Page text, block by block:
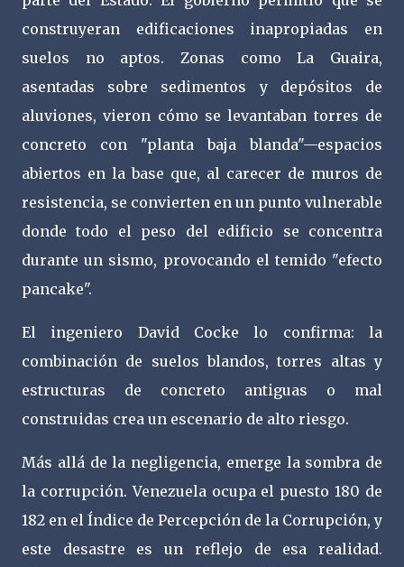
construyeran edificaciones inapropiadas en
suelos no aptos. Zonas como La Guaira,
asentadas sobre sedimentos y depósitos de
aluviones, vieron cómo se levantaban torres de
concreto con "planta baja blanda"—espacios
abiertos en la base que, al carecer de muros de
resistencia, se convierten en un punto vulnerable
donde todo el peso del edificio se concentra
durante un sismo, provocando el temido "efecto
pancake".
El ingeniero David Cocke lo confirma: la
combinación de suelos blandos, torres altas y
estructuras de concreto antiguas o mal
construidas crea un escenario de alto riesgo.
Más allá de la negligencia, emerge la sombra de
la corrupción. Venezuela ocupa el puesto 180 de
182 en el Índice de Percepción de la Corrupción, y
este desastre es un reflejo de esa realidad.